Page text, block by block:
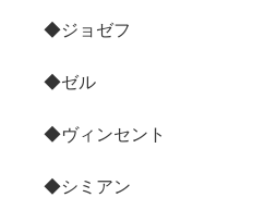
◆ジョゼフ
◆ゼル
◆ヴィンセント
◆シミアン